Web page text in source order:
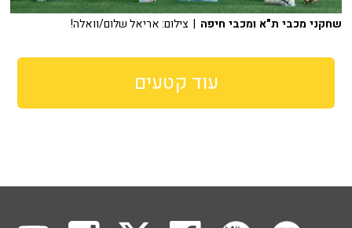
שחקני מכבי ת"א ומכבי חיפה | צילום: אריאל שלום/וואלה!
עוד קטעים